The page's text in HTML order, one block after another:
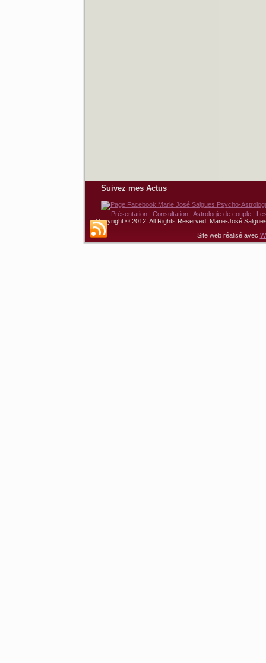
Suivez mes Actus
Présentation| Consultation| Astrologie de couple|
Copyright © 2012. All Rights Reserved. Marie-José
Site web réalisé avec